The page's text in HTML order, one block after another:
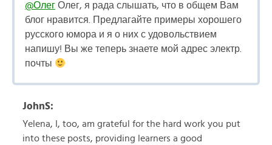
@Олег Олег, я рада слышать, что в общем Вам
блог нравится. Предлагайте примеры хорошего
русского юмора и я о них с удовольствием
напишу! Вы же теперь знаете мой адрес электр.
почты
JohnS:
Yelena, I, too, am grateful for the hard work you put
into these posts, providing learners a good